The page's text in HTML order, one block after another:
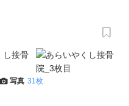
写真 31枚